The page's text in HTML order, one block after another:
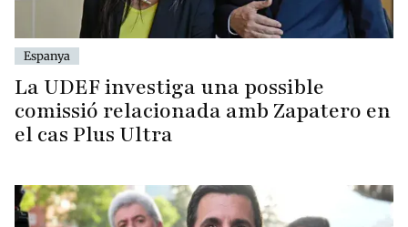
Espanya
La UDEF investiga una possible
comissió relacionada amb Zapatero en
el cas Plus Ultra